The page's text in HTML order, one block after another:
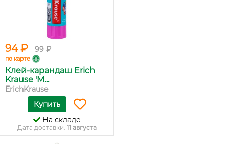
94 ₽ 99 ₽
по карте
Клей-карандаш Erich
Krause 'M...
ErichKrause
Купить
На складе
Дата доставки: 11 августа